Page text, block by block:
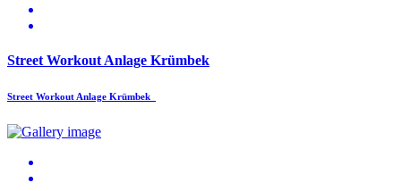
Street Workout Anlage Krümbek
Street Workout Anlage Krümbek